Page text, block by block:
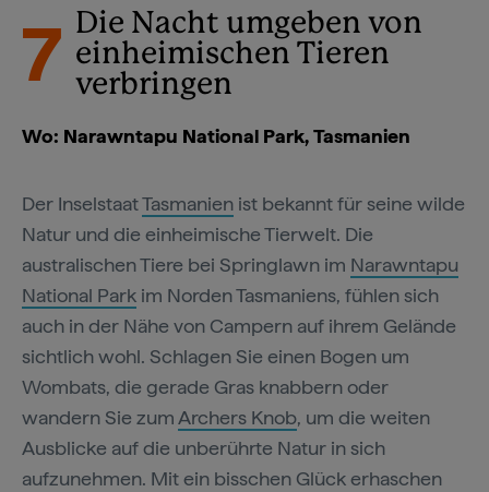
7 Die Nacht umgeben von
einheimischen Tieren
verbringen
Wo: Narawntapu National Park, Tasmanien
Der InselstaatTasmanien ist bekannt für seine wilde
Natur und die einheimische Tierwelt. Die
australischen Tiere bei Springlawn im Narawntapu
National Park im Norden Tasmaniens, fühlen sich
auch in der Nähe von Campern auf ihrem Gelände
sichtlich wohl. Schlagen Sie einen Bogen um
Wombats, die gerade Gras knabbern oder
wandern Sie zum Archers Knob, um die weiten
Ausblicke auf die unberührte Natur in sich
aufzunehmen. Mit ein bisschen Glück erhaschen